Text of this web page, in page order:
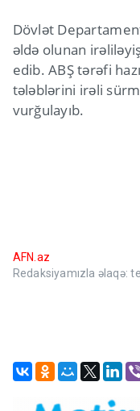
Dövlət
əldə olunan
edib. ABŞ tərəfi
tələblərini irəli
vurğulayıb.
AFN.az
Redaksiyamızla əlaqə: